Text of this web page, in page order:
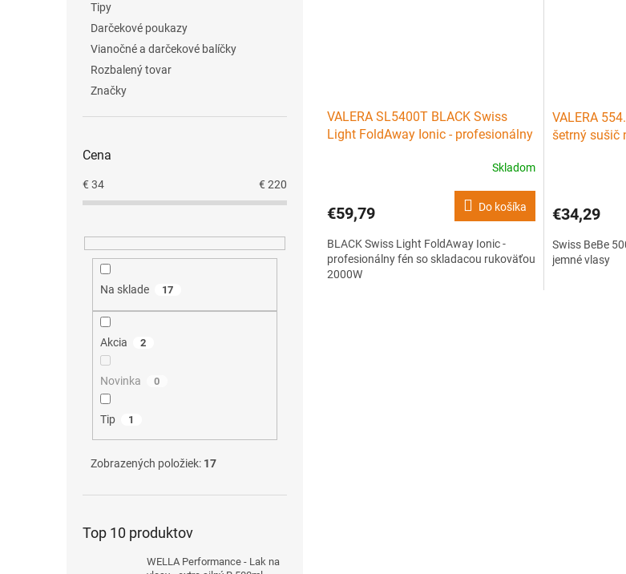
Tipy
Darčekové poukazy
Vianočné a darčekové balíčky
Rozbalený tovar
Značky
Cena
€ 34 € 220
Na sklade 17
Akcia 2
Novinka 0
Tip 1
Zobrazených položiek: 17
Top 10 produktov
WELLA Performance - Lak na
VALERA SL5400T BLACK Swiss
Light FoldAway Ionic - profesionálny
Skladom
€59,79 Do košíka
BLACK Swiss Light FoldAway Ionic -
profesionálny fén so skladacou rukoväťou
2000W
VALERA
šetrný sušič
€34,29
Swiss BeBe
jemné vlasy